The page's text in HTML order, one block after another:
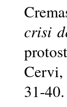
crisi
31-